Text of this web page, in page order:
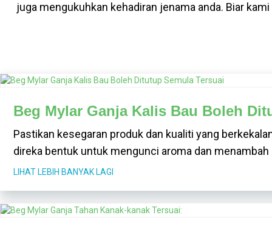
juga mengukuhkan kehadiran jenama anda. Biar
Beg Mylar Ganja Kalis Bau Boleh
Pastikan kesegaran produk dan kualiti yang
direka bentuk untuk mengunci aroma dan
LIHAT LEBIH BANYAK LAGI